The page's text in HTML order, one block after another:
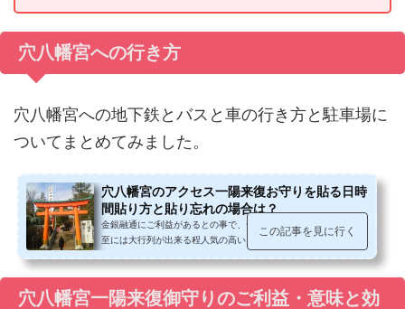
穴八幡宮への行き方
穴八幡宮への地下鉄とバスと車の行き方と駐車場に
ついてまとめてみました。
穴八幡宮のアクセス一陽来復お守りを貼る日時
間貼り方と貼り忘れの場合は？
金銀融通にご利益があるとの事で、一陽来復お守り頒布初日の冬
至には大行列が出来る程人気の高い、早稲田大学キャンパス近く
この記事を見に行く
穴八幡宮一陽来復御守りのご利益・意味と効